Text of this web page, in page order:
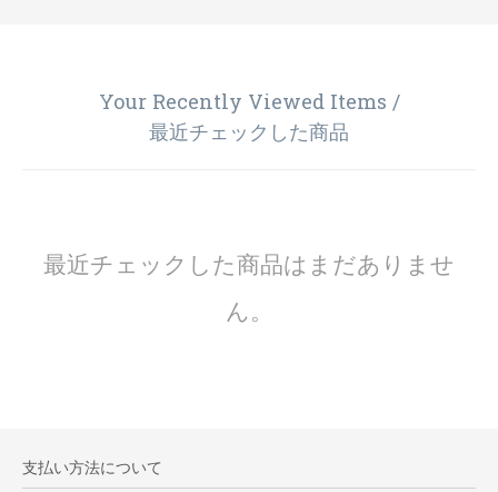
Your Recently Viewed Items /
最近チェックした商品
最近チェックした商品はまだありませ
ん。
支払い方法について